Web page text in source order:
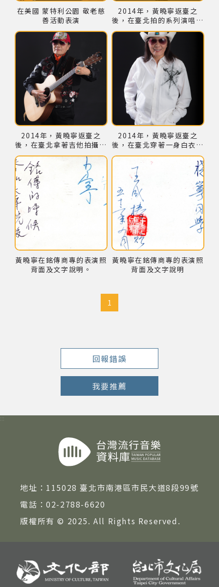
在美國 蒙特利公園 敬老慈
善活動表演
2014年，黃曉寧返臺之
後，在臺北拍的系列演唱會
宣傳照
2014年，黃曉寧返臺之
後，在臺北拿著吉他拍攝一
系列的演唱會宣傳照
2014年，黃曉寧返臺之
後，在臺北穿著一身白衣裝
為演唱會拍攝一系列的宣傳
黃曉寧在銘傳商專的表演照
背面及文字說明。
黃曉寧在銘傳商專的表演照
背面及文字說明
1
回報錯誤
我要推薦
:::
地址： 115028 臺北市南港區市民大道8段99號
電話：02-2788-6620
版權所有 © 2025. All Rights Reserved.